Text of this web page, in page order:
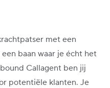
met een
baan waar je écht het
Callagent ben jij
potentiële klanten. Je